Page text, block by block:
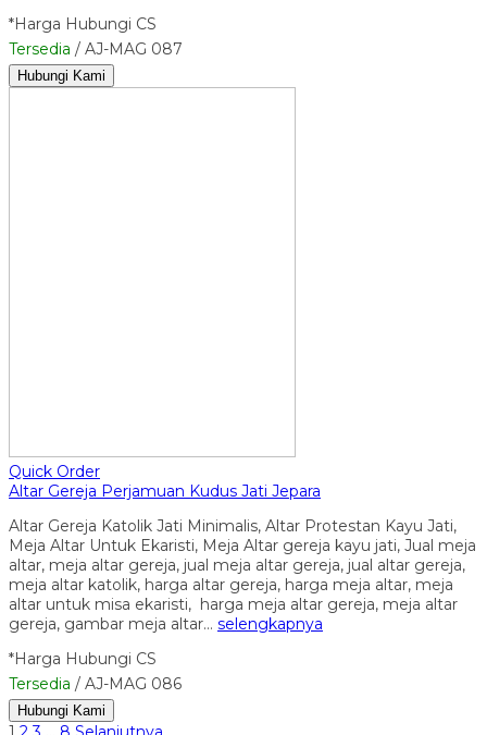
*Harga Hubungi CS
Tersedia / AJ-MAG 087
Hubungi Kami
Quick Order
Altar Gereja Perjamuan Kudus Jati Jepara
Altar Gereja Katolik Jati Minimalis, Altar Protestan Kayu Jati,
Meja Altar Untuk Ekaristi, Meja Altar gereja kayu jati, Jual meja
altar, meja altar gereja, jual meja altar gereja, jual altar gereja,
meja altar katolik, harga altar gereja, harga meja altar, meja
altar untuk misa ekaristi, harga meja altar gereja, meja altar
gereja, gambar meja altar… selengkapnya
*Harga Hubungi CS
Tersedia / AJ-MAG 086
Hubungi Kami